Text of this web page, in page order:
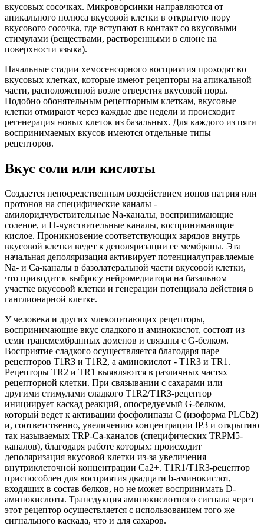
вкусовых сосочках. Микроворсинки направляются от
апикального полюса вкусовой клетки в открытую пору
вкусового сосочка, где вступают в контакт со вкусовыми
стимулами (веществами, растворенными в слюне на
поверхности языка).
Начальные стадии хемосенсорного восприятия проходят во
вкусовых клетках, которые имеют рецепторы на апикальной
части, расположенной возле отверстия вкусовой поры.
Подобно обонятельным рецепторным клеткам, вкусовые
клетки отмирают через каждые две недели и происходит
регенерация новых клеток из базальных. Для каждого из пяти
воспринимаемых вкусов имеются отдельные типы
рецепторов.
Вкус соли или кислоты
Создается непосредственным воздействием ионов натрия или
протонов на специфические каналы -
амилоридчувствительные Nа-каналы, воспринимающие
соленое, и Н-чувствительные каналы, воспринимающие
кислое. Проникновение соответствующих зарядов внутрь
вкусовой клетки ведет к деполяризации ее мембраны. Эта
начальная деполяризация активирует потенциалуправляемые
Na- и Са-каналы в базолатеральной части вкусовой клетки,
что приводит к выбросу нейромедиатора на базальном
участке вкусовой клетки и генерации потенциала действия в
ганглионарной клетке.
У человека и других млекопитающих рецепторы,
воспринимающие вкус сладкого и аминокислот, состоят из
семи трансмембранных доменов и связаны с G-белком.
Восприятие сладкого осуществляется благодаря паре
рецепторов Т1RЗ и Т1R2, а аминокислот - Т1RЗ и ТR1.
Рецепторы ТR2 и ТR1 выявляются в различных частях
рецепторной клетки. При связывании с сахарами или
другими стимулами сладкого Т1R2/Т1RЗ-рецептор
инициирует каскад реакций, опосредуемый G-белком,
который ведет к активации фосфолипазы С (изоформа РLСb2)
и, соответственно, увеличению концентрации IР3 и открытию
так называемых ТRР-Са-каналов (специфических ТRРМ5-
каналов), благодаря работе которых: происходит
деполяризация вкусовой клетки из-за увеличения
внутриклеточной концентрации Са2+. Т1R1/Т1RЗ-рецептор
приспособлен для восприятия двадцати b-аминокислот,
входящих в состав белков, но не может воспринимать D-
аминокислоты. Трансдукция аминокислотного сигнала через
этот рецептор осуществляется с использованием того же
сигнального каскада, что и для сахаров.